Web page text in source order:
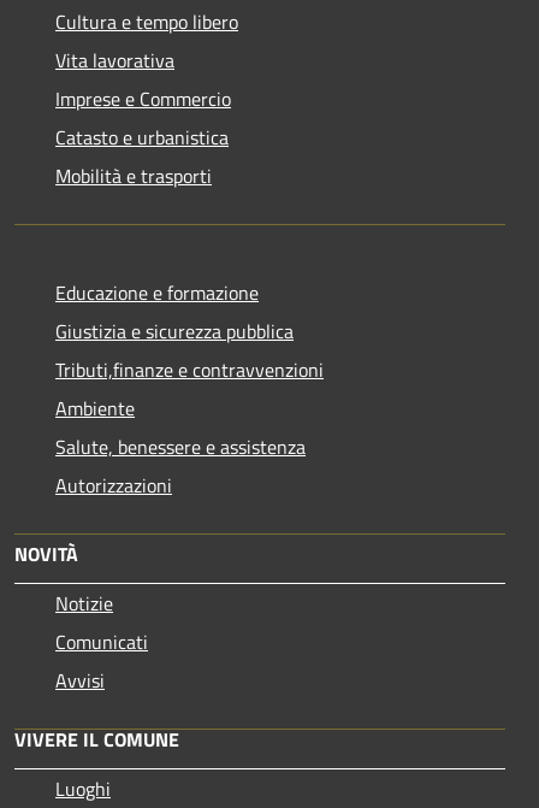
Cultura e tempo libero
Vita lavorativa
Imprese e Commercio
Catasto e urbanistica
Mobilità e trasporti
Educazione e formazione
Giustizia e sicurezza pubblica
Tributi,finanze e contravvenzioni
Ambiente
Salute, benessere e assistenza
Autorizzazioni
NOVITÀ
Notizie
Comunicati
Avvisi
VIVERE IL COMUNE
Luoghi